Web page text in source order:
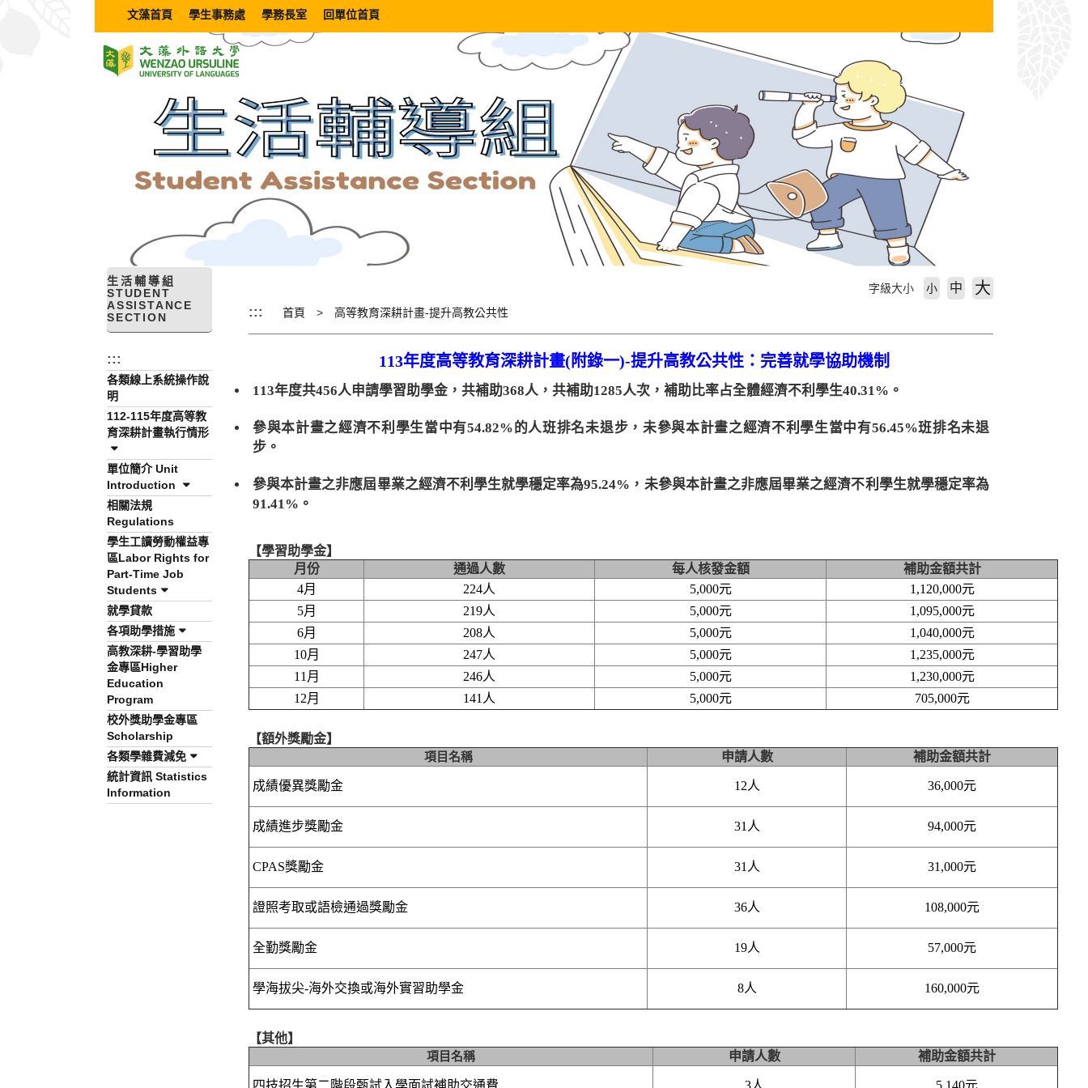
文藻首頁 學生事務處 學務長室 回單位首頁
生活輔導組
STUDENT
ASSISTANCE
SECTION
:::
各類線上系統操作說
明
112-115年度高等教
育深耕計畫執行情形
單位簡介 Unit
Introduction
相關法規
Regulations
學生工讀勞動權益專
區Labor Rights for
Part-Time Job
Students
就學貸款
各項助學措施
高教深耕-學習助學
金專區Higher
Education
Program
校外獎助學金專區
Scholarship
各類學雜費減免
統計資訊 Statistics
Information
::: 首頁 高等教育深耕計畫-提升高教公共性
字級大小 小 中 大
113年度高等教育深耕計畫(附錄一)-提升高教公共性：完善就學協助機制
113年度共456人申請學習助學金，共補助368人，共補助1285人次，補助比率占全體經濟不利學生40.31%。
參與本計畫之經濟不利學生當中有54.82%的人班排名未退步，未參與本計畫之經濟不利學生當中有56.45%班排名未退
步。
參與本計畫之非應屆畢業之經濟不利學生就學穩定率為95.24%，未參與本計畫之非應屆畢業之經濟不利學生就學穩定率為
91.41%。
【學習助學金】
月份
通過人數 每人核發金額
補助金額共計
4月
224人 5,000元
1,120,000元
5月
219人 5,000元
1,095,000元
6月
208人 5,000元
1,040,000元
10月
247人 5,000元
1,235,000元
11月
246人 5,000元
1,230,000元
12月
141人 5,000元 705,000元
【額外獎勵金】
項目名稱 申請人數 補助金額共計
成績優異獎勵金 12人 36,000元
成績進步獎勵金 31人 94,000元
CPAS獎勵金 31人 31,000元
證照考取或語檢通過獎勵金 36人 108,000元
全勤獎勵金 19人 57,000元
學海拔尖-海外交換或海外實習助學金 8人 160,000元
【其他】
項目名稱 申請人數 補助金額共計
四技招生第二階段甄試入學面試補助交通費 3人 5,140元